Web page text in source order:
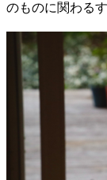
のものに関わる